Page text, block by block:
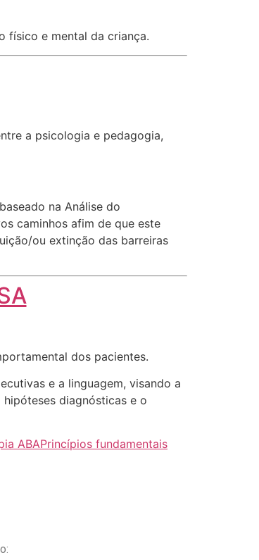
físico e mental da criança.
a psicologia e pedagogia,
na Análise do
caminhos afim de que este
ou extinção das barreiras
dos pacientes.
e a linguagem, visando a
diagnósticas e o
ABAPrincípios fundamentais